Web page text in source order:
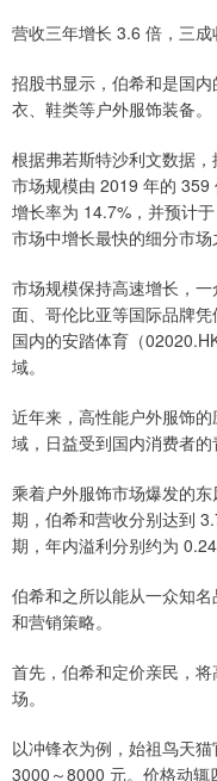
营收三年增长 3.6 倍，三
招股书显示，伯希和是国
衣、鞋类等户外服饰装备。
根据弗若斯特沙利文数据
市场规模由 2019 年的
增长率为 14.7%，并预计
市场中增长最快的细分市场
市场规模保持高速增长，
面、哥伦比亚等国际品牌
国内的安踏体育（
域。
近年来，高性能户外服饰
域，日益受到国内消费者的
乘着户外服饰市场爆发的
期，伯希和营收分别达到
期，年内溢利分别约为
伯希和之所以能从一众知
和营销策略。
首先，伯希和定价亲民，
场。
以冲锋衣为例，始祖鸟天
3000～8000 元。价格动